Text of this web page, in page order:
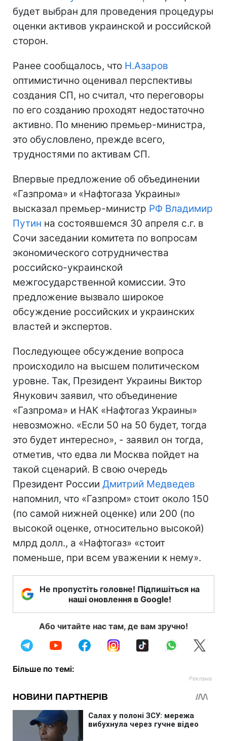
будет выбран для проведения процедуры
оценки активов украинской и российской
сторон.
Ранее сообщалось, что Н.Азаров
оптимистично оценивал перспективы
создания СП, но считал, что переговоры
по его созданию проходят недостаточно
активно. По мнению премьер-министра,
это обусловлено, прежде всего,
трудностями по активам СП.
Впервые предложение об объединении
«Газпрома» и «Нафтогаза Украины»
высказал премьер-министр РФ Владимир
Путин на состоявшемся 30 апреля с.г. в
Сочи заседании комитета по вопросам
экономического сотрудничества
российско-украинской
межгосударственной комиссии. Это
предложение вызвало широкое
обсуждение российских и украинских
властей и экспертов.
Последующее обсуждение вопроса
происходило на высшем политическом
уровне. Так, Президент Украины Виктор
Янукович заявил, что объединение
«Газпрома» и НАК «Нафтогаз Украины»
невозможно. «Если 50 на 50 будет, тогда
это будет интересно», - заявил он тогда,
отметив, что едва ли Москва пойдет на
такой сценарий. В свою очередь
Президент России Дмитрий Медведев
напомнил, что «Газпром» стоит около 150
(по самой нижней оценке) или 200 (по
высокой оценке, относительно высокой)
млрд долл., а «Нафтогаз» «стоит
поменьше, при всем уважении к нему».
Не пропустіть головне! Підпишіться на
наші оновлення в Google!
Або читайте нас там, де вам зручно!
Більше по темі: